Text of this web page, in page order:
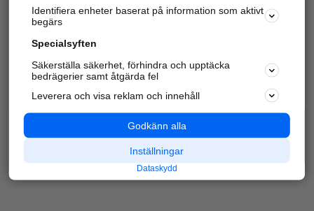
information om företag, privatpersoner och
platser.
Identifiera enheter baserat på information som aktivt
begärs
Specialsyften
Säkerställa säkerhet, förhindra och upptäcka
bedrägerier samt åtgärda fel
Leverera och visa reklam och innehåll
Godkänn alla
Inställningar
Dataskydd